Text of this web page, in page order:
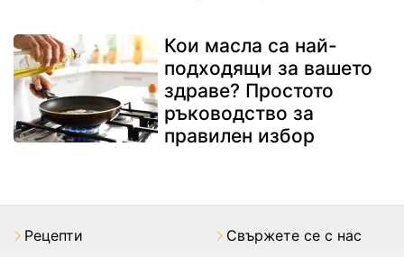
Кои масла са най-
подходящи за вашето
здраве? Простото
ръководство за
правилен избор
Рецепти Свържете се с нас